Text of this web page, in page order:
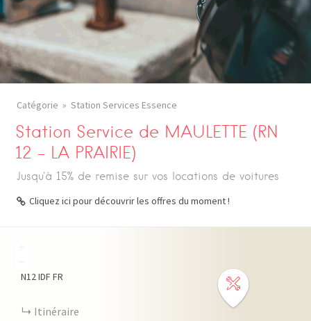
Catégorie Station Services Essence
Station Service de MAULETTE (RN
12 – LA PRAIRIE)
Jusqu'à 15% de remise sur vos locations de voitures
Cliquez ici pour découvrir les offres du moment !
N12IDF FR
Itinéraire